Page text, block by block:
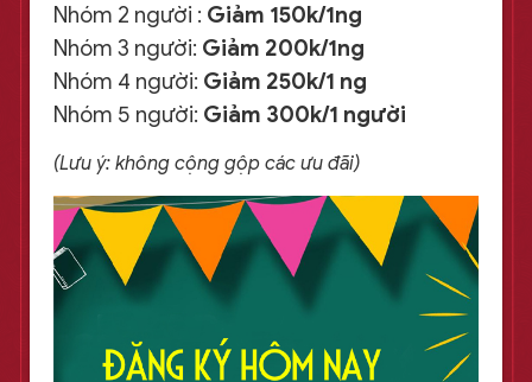
Nhóm 2 người : Giảm 150k/1ng
Nhóm 3 người: Giảm 200k/1ng
Nhóm 4 người: Giảm 250k/1 ng
Nhóm 5 người: Giảm 300k/1 người
(Lưu ý: không cộng gộp các ưu đãi)